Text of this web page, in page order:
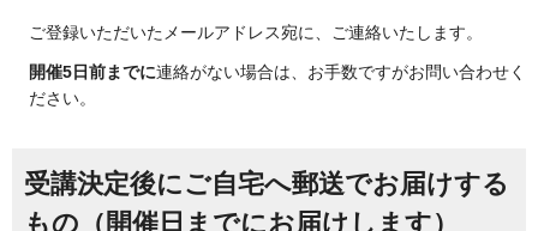
ご登録いただいたメールアドレス宛に、ご連絡いたします。
開催5日前までに連絡がない場合は、お手数ですがお問い合わせく
ださい。
受講決定後にご自宅へ郵送でお届けする
もの（開催日までにお届けします）